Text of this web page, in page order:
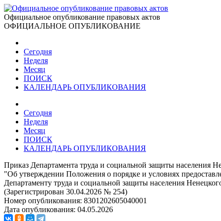
Официальное опубликование правовых актов
ОФИЦИАЛЬНОЕ ОПУБЛИКОВАНИЕ
Сегодня
Неделя
Месяц
ПОИСК
КАЛЕНДАРЬ ОПУБЛИКОВАНИЯ
Сегодня
Неделя
Месяц
ПОИСК
КАЛЕНДАРЬ ОПУБЛИКОВАНИЯ
Приказ Департамента труда и социальной защиты населения
"Об утверждении Положения о порядке и условиях
Департаменту труда и социальной защиты населения
(Зарегистрирован 30.04.2026 № 254)
Номер опубликования: 8301202605040001
Дата опубликования: 04.05.2026